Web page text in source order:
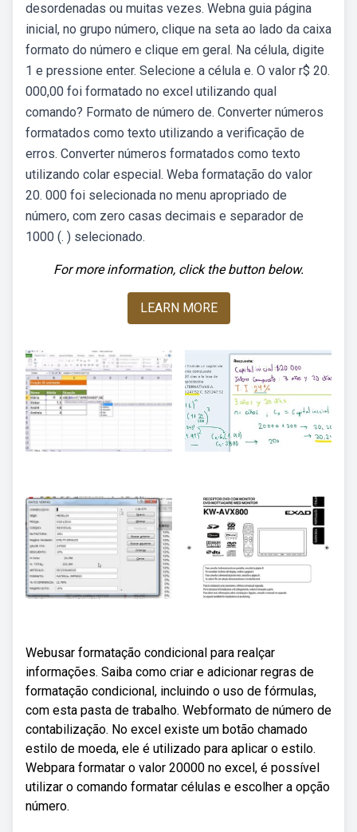
desordenadas ou muitas vezes. Webna guia página
inicial, no grupo número, clique na seta ao lado da caixa
formato do número e clique em geral. Na célula, digite
1 e pressione enter. Selecione a célula e. O valor r$ 20.
000,00 foi formatado no excel utilizando qual
comando? Formato de número de. Converter números
formatados como texto utilizando a verificação de
erros. Converter números formatados como texto
utilizando colar especial. Weba formatação do valor
20. 000 foi selecionada no menu apropriado de
número, com zero casas decimais e separador de
1000 (. ) selecionado.
For more information, click the button below.
LEARN MORE
Webusar formatação condicional para realçar
informações. Saiba como criar e adicionar regras de
formatação condicional, incluindo o uso de fórmulas,
com esta pasta de trabalho. Webformato de número de
contabilização. No excel existe um botão chamado
estilo de moeda, ele é utilizado para aplicar o estilo.
Webpara formatar o valor 20000 no excel, é possível
utilizar o comando formatar células e escolher a opção
número.